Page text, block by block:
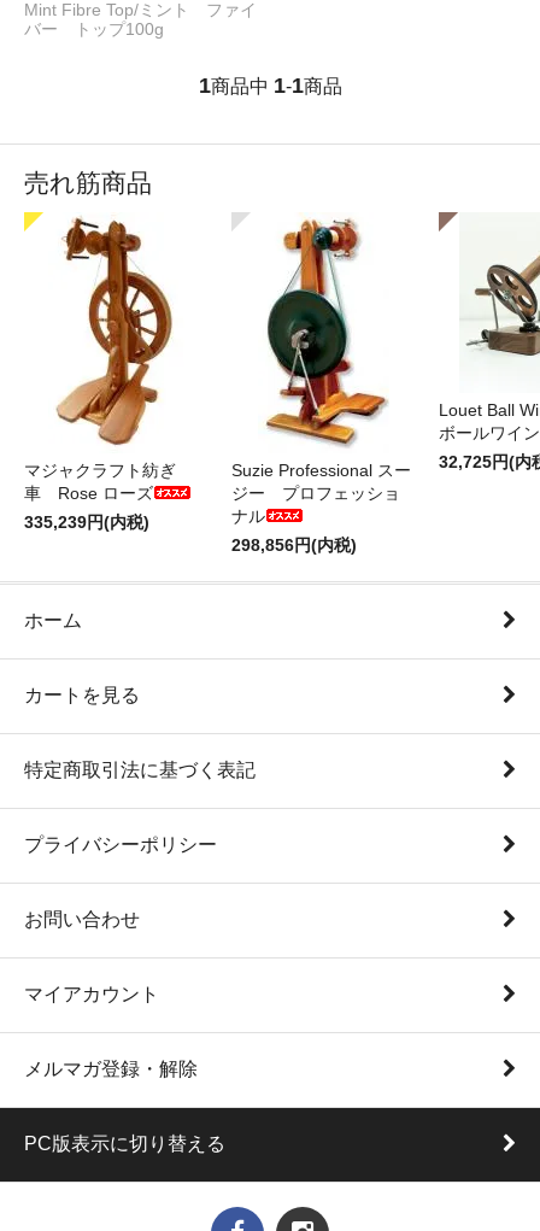
Mint Fibre Top/ミント ファイ
バー トップ100g
1商品中 1-1商品
売れ筋商品
マジャクラフト紡ぎ
車 Rose ローズ
335,239円(内税)
Suzie Professional スー
ジー プロフェッショ
ナル
298,856円(内税)
Louet Ball
ボールワイ
32,725円(内
ホーム
カートを見る
特定商取引法に基づく表記
プライバシーポリシー
お問い合わせ
マイアカウント
メルマガ登録・解除
PC版表示に切り替える